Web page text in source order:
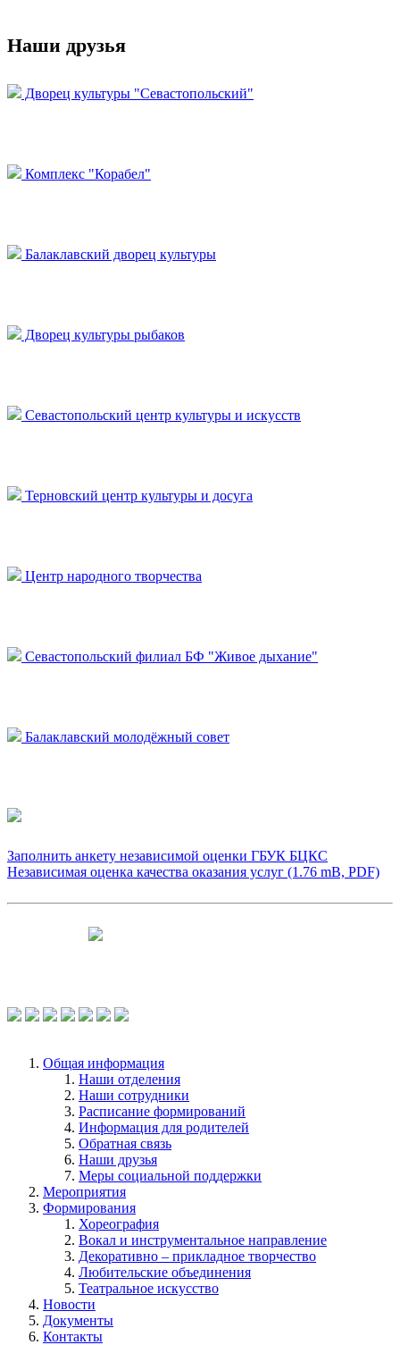
Наши друзья
Дворец культуры "Севастопольский"
Комплекс "Корабел"
Балаклавский дворец культуры
Дворец культуры рыбаков
Севастопольский центр культуры и искусств
Терновский центр культуры и досуга
Центр народного творчества
Севастопольский филиал БФ "Живое дыхание"
Балаклавский молодёжный совет
Заполнить анкету независимой оценки ГБУК БЦКС
Независимая оценка качества оказания услуг (1.76 mB, PDF)
Общая информация
Наши отделения
Наши сотрудники
Расписание формирований
Информация для родителей
Обратная связь
Наши друзья
Меры социальной поддержки
Мероприятия
Формирования
Хореография
Вокал и инструментальное направление
Декоративно – прикладное творчество
Любительские объединения
Театральное искусство
Новости
Документы
Контакты